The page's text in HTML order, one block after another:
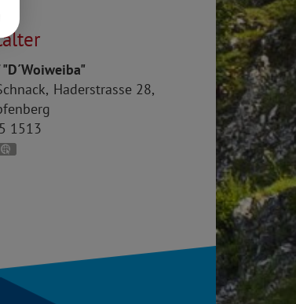
Haderstrasse 28
1513
online.de